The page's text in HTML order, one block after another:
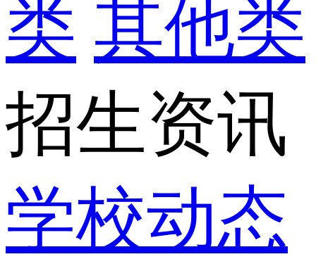
类 其他类
招生资讯
学校动态